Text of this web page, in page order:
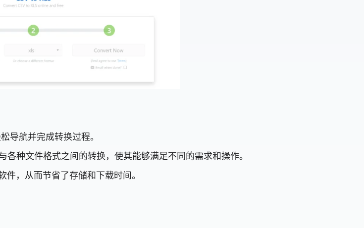
导航并完成转换过程。
种文件格式之间的转换，使其能够满足不同的需求和操作。
，从而节省了存储和下载时间。